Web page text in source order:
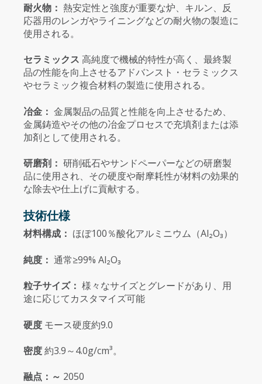
耐火物： 熱安定性と強度が重要な炉、キルン、反
応器用のレンガやライニングなどの耐火物の製造に
使用される。
セラミックス 高純度で機械的特性が高く、最終製
品の性能を向上させるアドバンスト・セラミックス
やセラミック複合材料の製造に使用される。
冶金： 金属製品の品質と性能を向上させるため、
金属鋳造やその他の冶金プロセスで充填剤または添
加剤として使用される。
研磨剤： 研削砥石やサンドペーパーなどの研磨製
品に使用され、その硬度や耐摩耗性が材料の効果的
な除去や仕上げに貢献する。
技術仕様
材料構成： ほぼ100％酸化アルミニウム（Al₂O₃）
純度： 通常≥99% Al₂O₃
粒子サイズ： 様々なサイズとグレードがあり、用
途に応じてカスタマイズ可能
硬度 モース硬度約9.0
密度約3.9～4.0g/cm³。
融点：～ 2050